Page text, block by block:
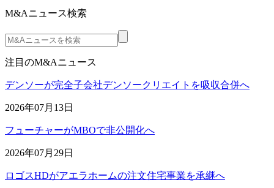
M&Aニュース検索
注目のM&Aニュース
デンソーが完全子会社デンソークリエイトを吸収合併へ
2026年07月13日
フューチャーがMBOで非公開化へ
2026年07月29日
ロゴスHDがアエラホームの注文住宅事業を承継へ